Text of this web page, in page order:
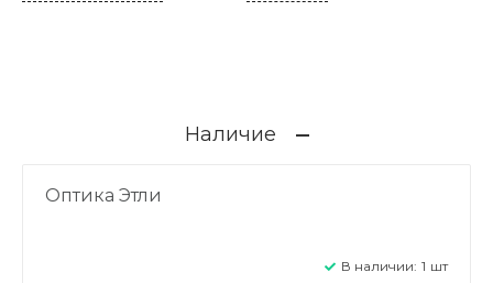
Наличие
Оптика Этли
В наличии: 1 шт